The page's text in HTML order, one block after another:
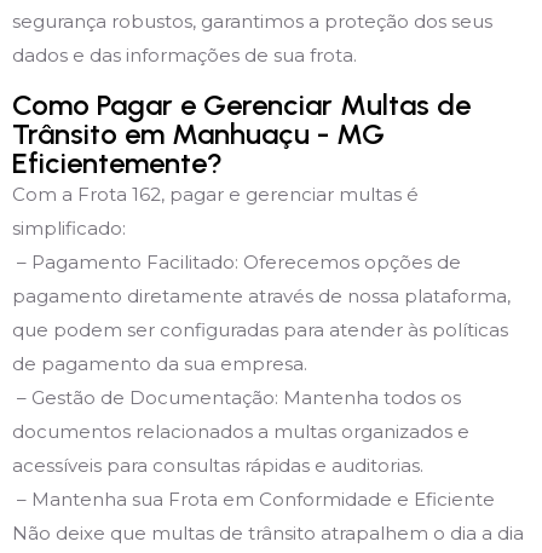
segurança robustos, garantimos a proteção dos seus
dados e das informações de sua frota.
Como Pagar e Gerenciar Multas de
Trânsito em Manhuaçu - MG
Eficientemente?
Com a Frota 162, pagar e gerenciar multas é
simplificado:
– Pagamento Facilitado: Oferecemos opções de
pagamento diretamente através de nossa plataforma,
que podem ser configuradas para atender às políticas
de pagamento da sua empresa.
– Gestão de Documentação: Mantenha todos os
documentos relacionados a multas organizados e
acessíveis para consultas rápidas e auditorias.
– Mantenha sua Frota em Conformidade e Eficiente
Não deixe que multas de trânsito atrapalhem o dia a dia